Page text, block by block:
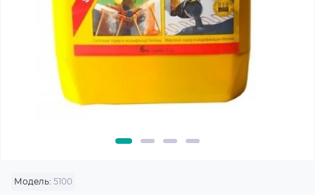
Модель: 5100